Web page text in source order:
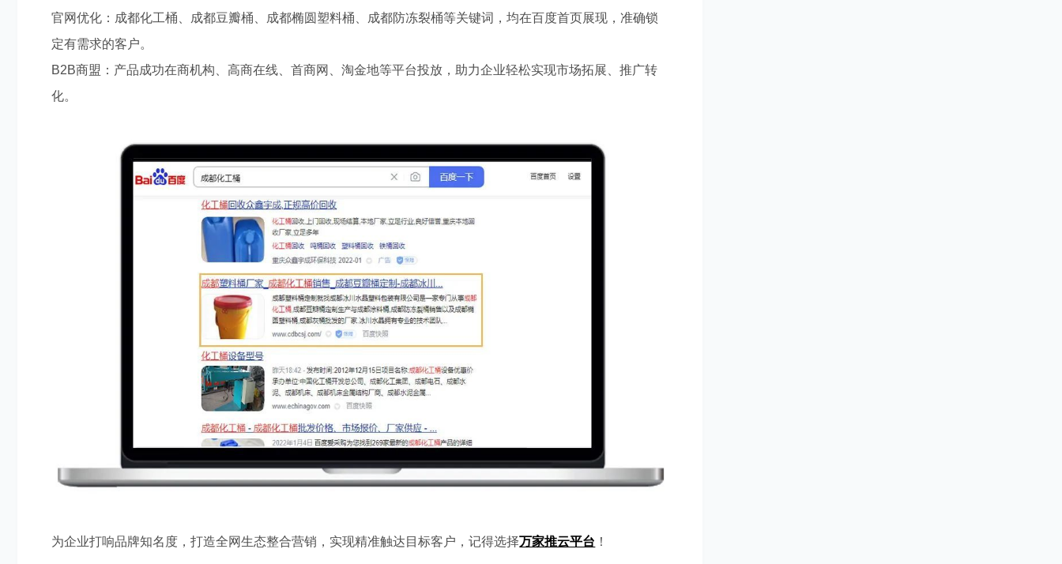
官网优化 ： 成都化工桶、成都豆瓣桶、成都椭圆塑料桶、成都防冻裂桶等关键词，均在百度首页展现，准确锁
定有需求的客户。
B2B商盟 ： 产品成功在商机构、高商在线、首商网、淘金地等平台投放，助力企业轻松实现市场拓展、推广转
化。
为企业打响品牌知名度，打造全网生态整合营销，实现精准触达目标客户，记得选择万家推云平台 ！